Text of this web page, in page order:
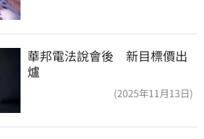
華邦電法說會後 新目標價出
爐
(2025年11月13日)